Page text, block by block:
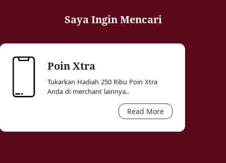
Saya Ingin Mencari
Poin Xtra
Tukarkan Hadiah 250 Ribu Poin Xtra
Anda di merchant lainnya..
Read More